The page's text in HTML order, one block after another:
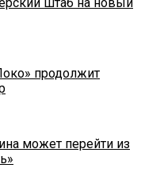
продолжит
может перейти из